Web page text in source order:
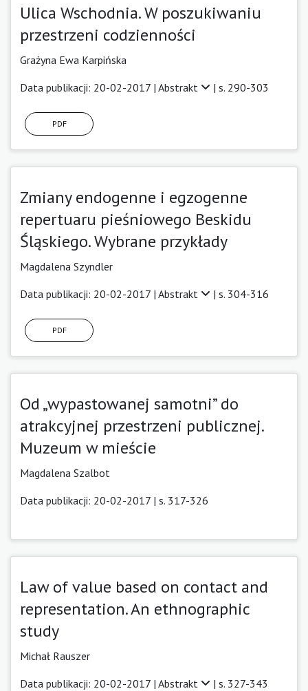
Ulica Wschodnia. W poszukiwaniu
przestrzeni codzienności
Grażyna Ewa Karpińska
Data publikacji: 20-02-2017 | Abstrakt | s. 290-303
PDF
Zmiany endogenne i egzogenne
repertuaru pieśniowego Beskidu
Śląskiego. Wybrane przykłady
Magdalena Szyndler
Data publikacji: 20-02-2017 | Abstrakt | s. 304-316
PDF
Od „wypastowanej samotni” do
atrakcyjnej przestrzeni publicznej.
Muzeum w mieście
Magdalena Szalbot
Data publikacji: 20-02-2017 | s. 317-326
Law of value based on contact and
representation. An ethnographic
study
Michał Rauszer
Data publikacji: 20-02-2017 | Abstrakt | s. 327-343